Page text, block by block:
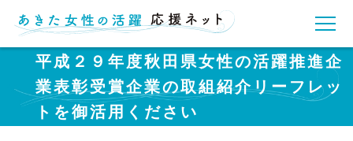
平成２９年度秋田県女性の活躍推進企
業表彰受賞企業の取組紹介リーフレッ
トを御活用ください